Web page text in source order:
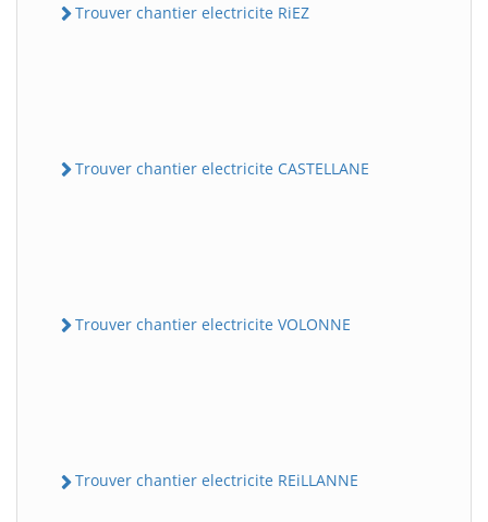
Trouver chantier electricite RiEZ
Trouver chantier electricite CASTELLANE
Trouver chantier electricite VOLONNE
Trouver chantier electricite REiLLANNE